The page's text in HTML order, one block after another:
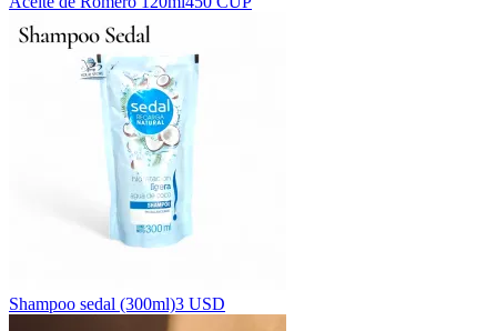
Shampoo sedal (300ml)3 USD